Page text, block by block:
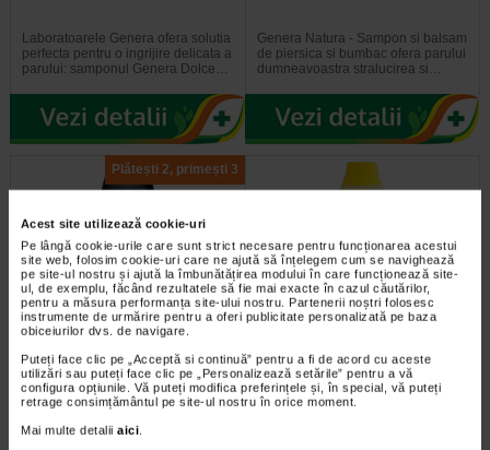
Acest site utilizează cookie-uri
Pe lângă cookie-urile care sunt strict necesare pentru funcționarea acestui
site web, folosim cookie-uri care ne ajută să înțelegem cum se navighează
pe site-ul nostru și ajută la îmbunătățirea modului în care funcționează site-
ul, de exemplu, făcând rezultatele să fie mai exacte în cazul căutărilor,
pentru a măsura performanța site-ului nostru. Partenerii noștri folosesc
instrumente de urmărire pentru a oferi publicitate personalizată pe baza
obiceiurilor dvs. de navigare.
Puteți face clic pe „Acceptă si continuă” pentru a fi de acord cu aceste
utilizări sau puteți face clic pe „Personalizează setările” pentru a vă
configura opțiunile. Vă puteți modifica preferințele și, în special, vă puteți
retrage consimțământul pe site-ul nostru în orice moment.
Mai multe detalii aici.
Laboratoarele Genera ofera solutia
perfecta pentru o ingrijire delicata a
parului: samponul Genera Dolce…
Genera Natura - Sampon si balsam
de piersica si bumbac ofera parului
dumneavoastra stralucirea si…
Plătești 2, primești 3
GENERA Sampon & gel de dus
Blue Water X 300 ml
Cand mergeti la sala de fitness, in
care va grabiti, aveti nevoie de…
subtire si delicat, 500 ml
Sampon cu extract de musetel si